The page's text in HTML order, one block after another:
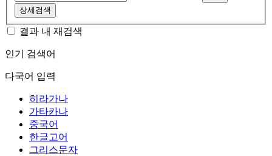
상세검색
결과 내 재검색
인기 검색어
다국어 입력
히라가나
가타카나
중국어
한글고어
그리스문자